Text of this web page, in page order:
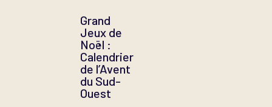
Grand
Jeux de
Noël :
Calendrier
de l’Avent
du Sud-
Ouest